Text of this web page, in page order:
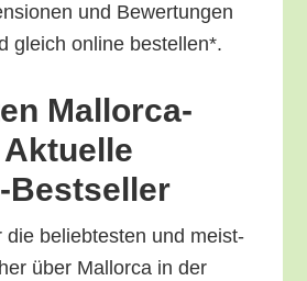
und Bewer­tun­gen
gleich online bestellen*.
Mal­lor­ca-
Bestseller
die belieb­tes­ten und meist­
über Mal­lor­ca in der